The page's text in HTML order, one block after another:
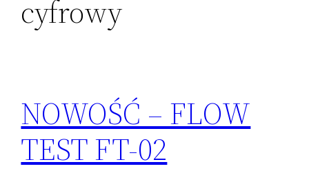
cyfrowy
NOWOŚĆ – FLOW
TEST FT-02